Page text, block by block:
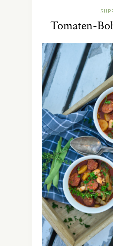
Tomaten-